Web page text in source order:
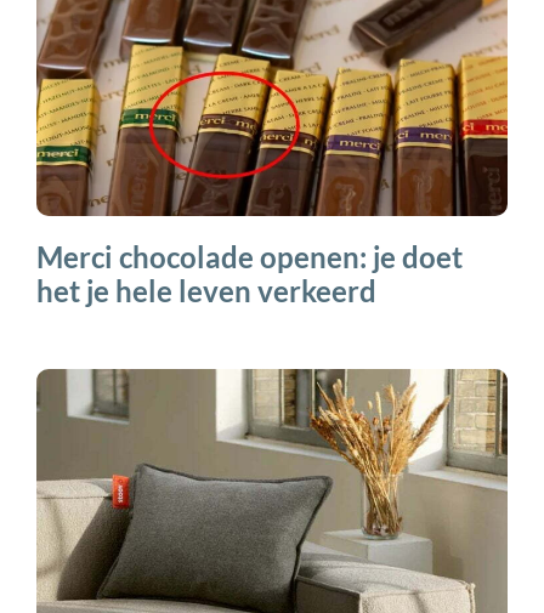
Merci chocolade openen: je doet
het je hele leven verkeerd